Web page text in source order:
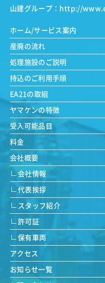
山建グループ： http://
ホーム/サービス案内
産廃の流れ
処理施設のご説明
持込のご利用手順
EA21の取組
ヤマケンの特徴
受入可能品目
料金
会社概要
会社情報
代表挨拶
スタッフ紹介
許可証
保有車両
アクセス
お知らせ一覧